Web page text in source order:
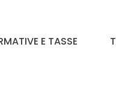
E TASSE